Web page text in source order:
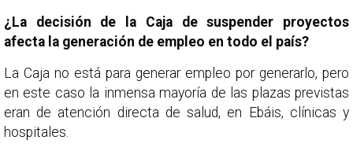
¿La decisión de la Caja de suspender proyectos
afecta la generación de empleo en todo el país?
La Caja no está para generar empleo por generarlo, pero
en este caso la inmensa mayoría de las plazas previstas
eran de atención directa de salud, en Ebáis, clínicas y
hospitales.